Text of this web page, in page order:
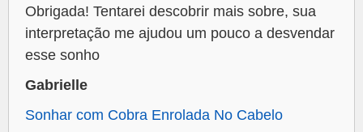
Obrigada! Tentarei descobrir mais sobre, sua
interpretação me ajudou um pouco a desvendar
esse sonho
Gabrielle
Sonhar com Cobra Enrolada No Cabelo